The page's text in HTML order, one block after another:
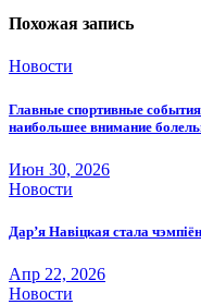
Похожая запись
Новости
Главные спортивные
наибольшее внимание
Июн 30, 2026
Новости
Дар’я Навіцкая стала
Апр 22, 2026
Новости